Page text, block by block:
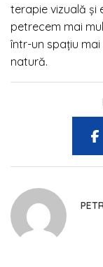
terapie vizuală și
petrecem mai
într-un spațiu
natură.